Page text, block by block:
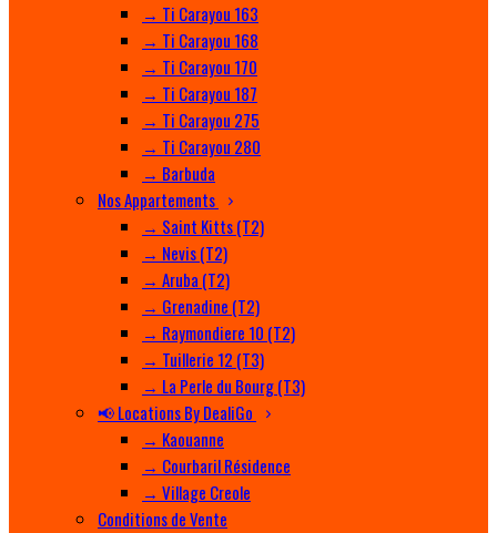
→ Ti Carayou 163
→ Ti Carayou 168
→ Ti Carayou 170
→ Ti Carayou 187
→ Ti Carayou 275
→ Ti Carayou 280
→ Barbuda
Nos Appartements
→ Saint Kitts (T2)
→ Nevis (T2)
→ Aruba (T2)
→ Grenadine (T2)
→ Raymondiere 10 (T2)
→ Tuillerie 12 (T3)
→ La Perle du Bourg (T3)
📢 Locations By DealiGo
→ Kaouanne
→ Courbaril Résidence
→ Village Creole
Conditions de Vente